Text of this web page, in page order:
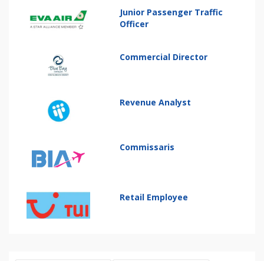
Junior Passenger Traffic
Officer
Commercial Director
Revenue Analyst
Commissaris
Retail Employee